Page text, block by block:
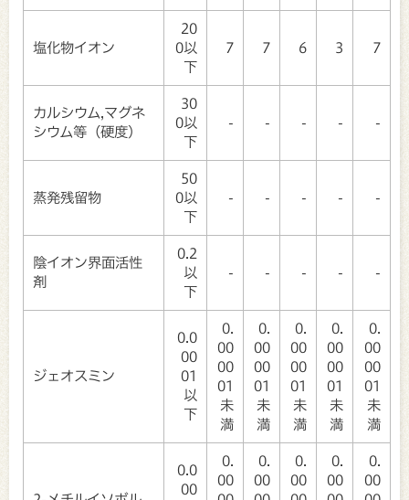
塩化物イオン
20
0以
下
7 7 6 3 7
カルシウム,マグネ
シウム等（硬度）
30
0以
下
- - - - -
蒸発残留物
50
0以
下
- - - - -
陰イオン界面活性
剤
0.2
以
下
- - - - -
ジェオスミン
0.0
00
01
以
下
0.
00
00
01
未
満
0.
00
00
01
未
満
0.
00
00
01
未
満
0.
00
00
01
未
満
0.
00
00
01
未
満
0.0
00
0.
00
0.
00
0.
00
0.
00
0.
00